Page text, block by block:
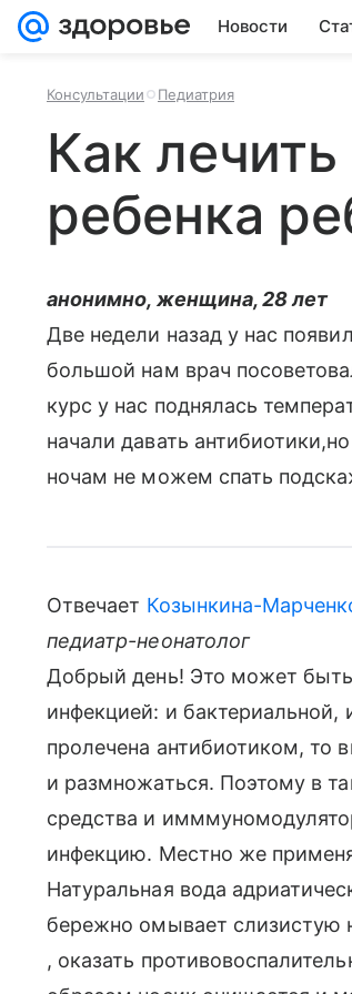
Новости
Консультации Педиатрия
Как
ребенка
анонимно, женщина, 28 лет
Две недели назад у нас
большой нам врач
курс у нас поднялась
начали давать
ночам не можем спать
Отвечает Козынкина-
педиатр-неонатолог
Добрый день! Это может быть
инфекцией: и бактериальной,
пролечена антибиотиком, то
и размножаться. Поэтому в
средства и
инфекцию. Местно же
Натуральная вода
бережно омывает слизистую
, оказать